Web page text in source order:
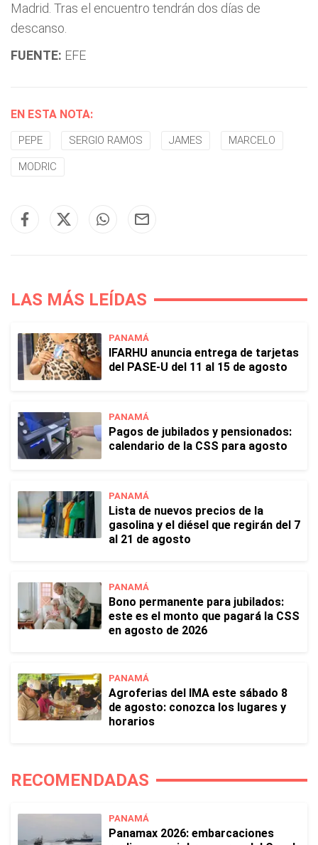
Madrid. Tras el encuentro tendrán dos días de
descanso.
FUENTE: EFE
EN ESTA NOTA:
PEPE SERGIO RAMOS JAMES MARCELO
MODRIC
LAS MÁS LEÍDAS
PANAMÁ
IFARHU anuncia entrega de tarjetas
del PASE-U del 11 al 15 de agosto
PANAMÁ
Pagos de jubilados y pensionados:
calendario de la CSS para agosto
PANAMÁ
Lista de nuevos precios de la
gasolina y el diésel que regirán del 7
al 21 de agosto
PANAMÁ
Bono permanente para jubilados:
este es el monto que pagará la CSS
en agosto de 2026
PANAMÁ
Agroferias del IMA este sábado 8
de agosto: conozca los lugares y
horarios
RECOMENDADAS
PANAMÁ
Panamax 2026: embarcaciones